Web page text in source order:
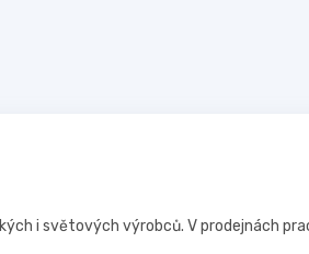
i světových výrobců. V prodejnách